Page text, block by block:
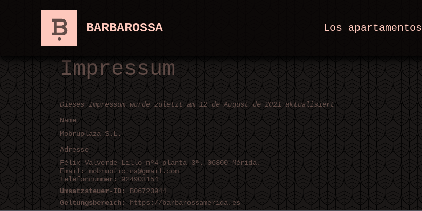
BARBAROSSA Los apartamentos
Impressum
Dieses Impressum wurde zuletzt am 12 de August de 2021 aktualisiert
Name
Mobruplaza S.L.
Adresse
Félix Valverde Lillo nº4 planta 3ª. 06800 Mérida.
Email:mobruoficina@gmail.com
Telefonnummer: 924903154
Umsatzsteuer-ID: B06723944
Geltungsbereich:https://barbarossamerida.es